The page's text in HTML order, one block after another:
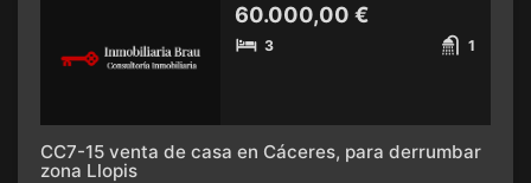
60.000,00 €
3 1
CC7-15 venta de casa en Cáceres, para derrumbar
zona Llopis